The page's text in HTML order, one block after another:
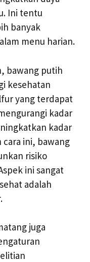
Ini tentu
banyak
menu harian.
bawang putih
kesehatan
yang terdapat
kadar
kadar
cara ini, bawang
risiko
ini sangat
adalah
juga